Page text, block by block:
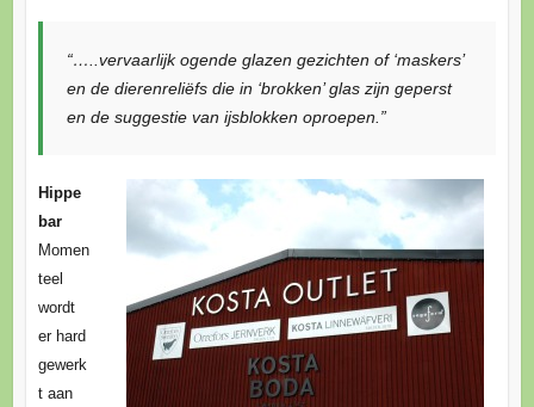
“…..vervaarlijk ogende glazen gezichten of ‘maskers’
en de dierenreliëfs die in ‘brokken’ glas zijn geperst
en de suggestie van ijsblokken oproepen.”
Hippe
bar
Momen
teel
wordt
er hard
gewerk
t aan